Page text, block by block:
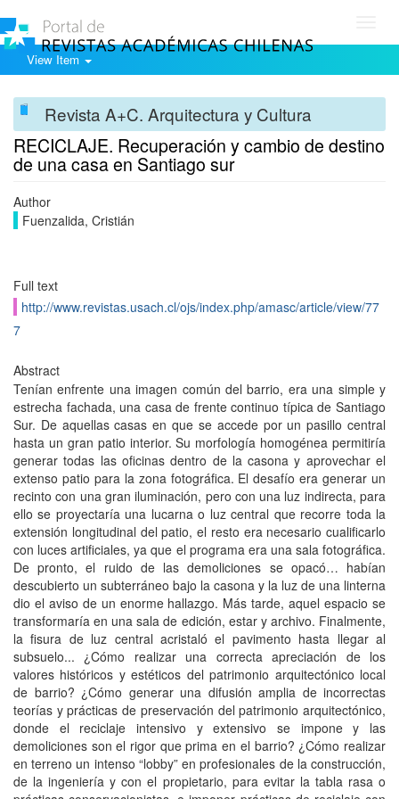
View Item
Revista A+C. Arquitectura y Cultura
RECICLAJE. Recuperación y cambio de destino
de una casa en Santiago sur
Author
Fuenzalida, Cristián
Full text
http://www.revistas.usach.cl/ojs/index.php/amasc/article/view/77
7
Abstract
Tenían enfrente una imagen común del barrio, era una simple y
estrecha fachada, una casa de frente continuo típica de Santiago
Sur. De aquellas casas en que se accede por un pasillo central
hasta un gran patio interior. Su morfología homogénea permitiría
generar todas las oficinas dentro de la casona y aprovechar el
extenso patio para la zona fotográfica. El desafío era generar un
recinto con una gran iluminación, pero con una luz indirecta, para
ello se proyectaría una lucarna o luz central que recorre toda la
extensión longitudinal del patio, el resto era necesario cualificarlo
con luces artificiales, ya que el programa era una sala fotográfica.
De pronto, el ruido de las demoliciones se opacó… habían
descubierto un subterráneo bajo la casona y la luz de una linterna
dio el aviso de un enorme hallazgo. Más tarde, aquel espacio se
transformaría en una sala de edición, estar y archivo. Finalmente,
la fisura de luz central acristaló el pavimento hasta llegar al
subsuelo... ¿Cómo realizar una correcta apreciación de los
valores históricos y estéticos del patrimonio arquitectónico local
de barrio? ¿Cómo generar una difusión amplia de incorrectas
teorías y prácticas de preservación del patrimonio arquitectónico,
donde el reciclaje intensivo y extensivo se impone y las
demoliciones son el rigor que prima en el barrio? ¿Cómo realizar
en terreno un intenso “lobby” en profesionales de la construcción,
de la ingeniería y con el propietario, para evitar la tabla rasa o